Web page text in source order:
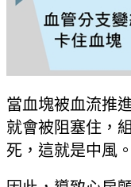
當血塊被血流推
就會被阻塞住，
死，這就是中風。